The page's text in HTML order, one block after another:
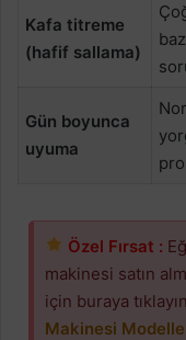
Kafa titreme
(hafif sallama)
Gün boyunca
uyuma
Özel Fırsat :
makinesi satın
için buraya
Makinesi